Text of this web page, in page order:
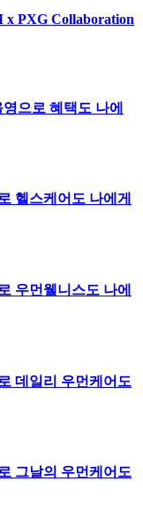
PXG Collaboration
으로 혜택도 나에
헬스케어도 나에게
우먼웰니스도 나에
데일리 우먼케어도
그날의 우먼케어도